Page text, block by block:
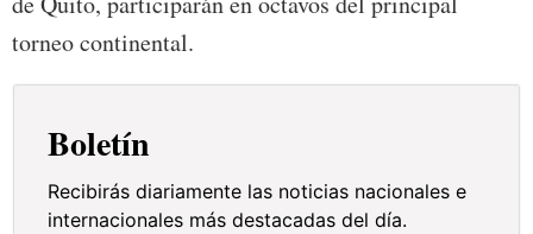
torneo continental.
Boletín
Recibirás diariamente las noticias nacionales e
internacionales más destacadas del día.